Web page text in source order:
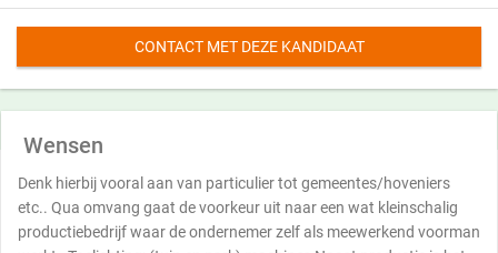
CONTACT MET DEZE KANDIDAAT
Wensen
Denk hierbij vooral aan van particulier tot gemeentes/hoveniers
etc.. Qua omvang gaat de voorkeur uit naar een wat kleinschalig
productiebedrijf waar de ondernemer zelf als meewerkend voorman